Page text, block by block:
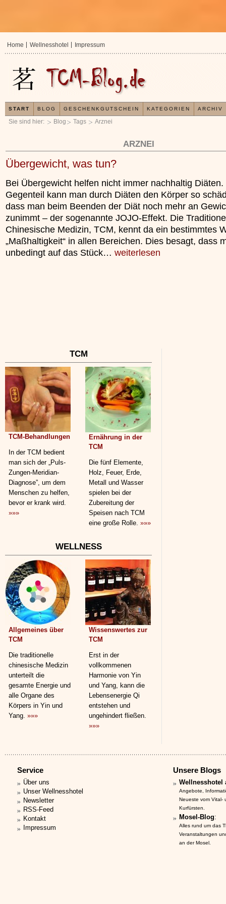
Sie sind hier: Blog Tags Arznei
ARZNEI
Übergewicht, was tun?
Bei Übergewicht helfen nicht immer nachhaltig Diäten.
Gegenteil kann man durch Diäten den Körper so
dass man beim Beenden der Diät noch mehr an
zunimmt – der sogenannte JOJO-Effekt. Die
Chinesische Medizin, TCM, kennt da ein bestimmtes
„Maßhaltigkeit“ in allen Bereichen. Dies besagt, dass
unbedingt auf das Stück… weiterlesen
TCM
TCM-Behandlungen
In der TCM bedient
man sich der „Puls-
Zungen-Meridian-
Diagnose”, um dem
Menschen zu helfen,
bevor er krank wird.
»»»
Ernährung in der
TCM
Die fünf Elemente,
Holz, Feuer, Erde,
Metall und Wasser
spielen bei der
Zubereitung der
Speisen nach TCM
eine große Rolle. »»»
WELLNESS
Allgemeines über
TCM
Die traditionelle
chinesische Medizin
unterteilt die
gesamte Energie und
alle Organe des
Körpers in Yin und
Yang. »»»
Wissenswertes zur
TCM
Erst in der
vollkommenen
Harmonie von Yin
und Yang, kann die
Lebensenergie Qi
entstehen und
ungehindert fließen.
»»»
In der TCM sind Experten der Meinung, dass jeder
Organismus einem wiederkehrenden
unterliegt.
»»»
Home Wellnesshotel Impressum
START BLOG GESCHENKGUTSCHEIN KATEGORIEN ARCHIV
Service
Über uns
Unser Wellnesshotel
Newsletter
RSS-Feed
Kontakt
Impressum
Unsere Blogs
Wellnesshotel
Angebote,
Neueste vom Vital-
Kurfürsten.
Mosel-Blog:
Alles rund um das
Veranstaltungen
an der Mosel.